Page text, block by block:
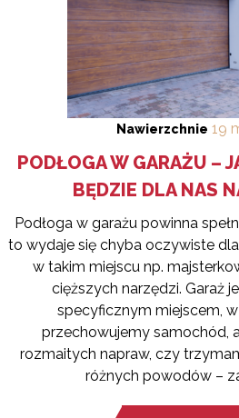
Nawierzchnie 19
PODŁOGA W GARAŻU –
BĘDZIE DLA NAS
Podłoga w garażu powinna
to wydaje się chyba oczywiste
w takim miejscu np.
cięższych narzędzi. Garaż
specyficznym miejscem,
przechowujemy samochód,
rozmaitych napraw, czy
różnych powodów –